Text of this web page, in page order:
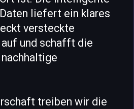
liefert ein klares
versteckte
und schafft die
treiben wir die